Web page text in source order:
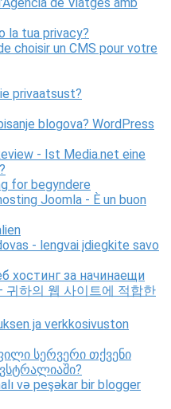
de Viatges amb
la tua privacy?
choisir un CMS pour votre
privaatsust?
blogova? WordPress
- Ist Media.net eine
for begyndere
Joomla - È un buon
- lengvai įdiegkite savo
хостинг за начинаещи
귀하의 웹 사이트에 적합한
ja verkkosivuston
სერვერი თქვენი
və peşəkar bir blogger